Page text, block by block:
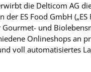
die Delticom AG
der ES Food GmbH
und
Onlineshops an
voll automatisiertes